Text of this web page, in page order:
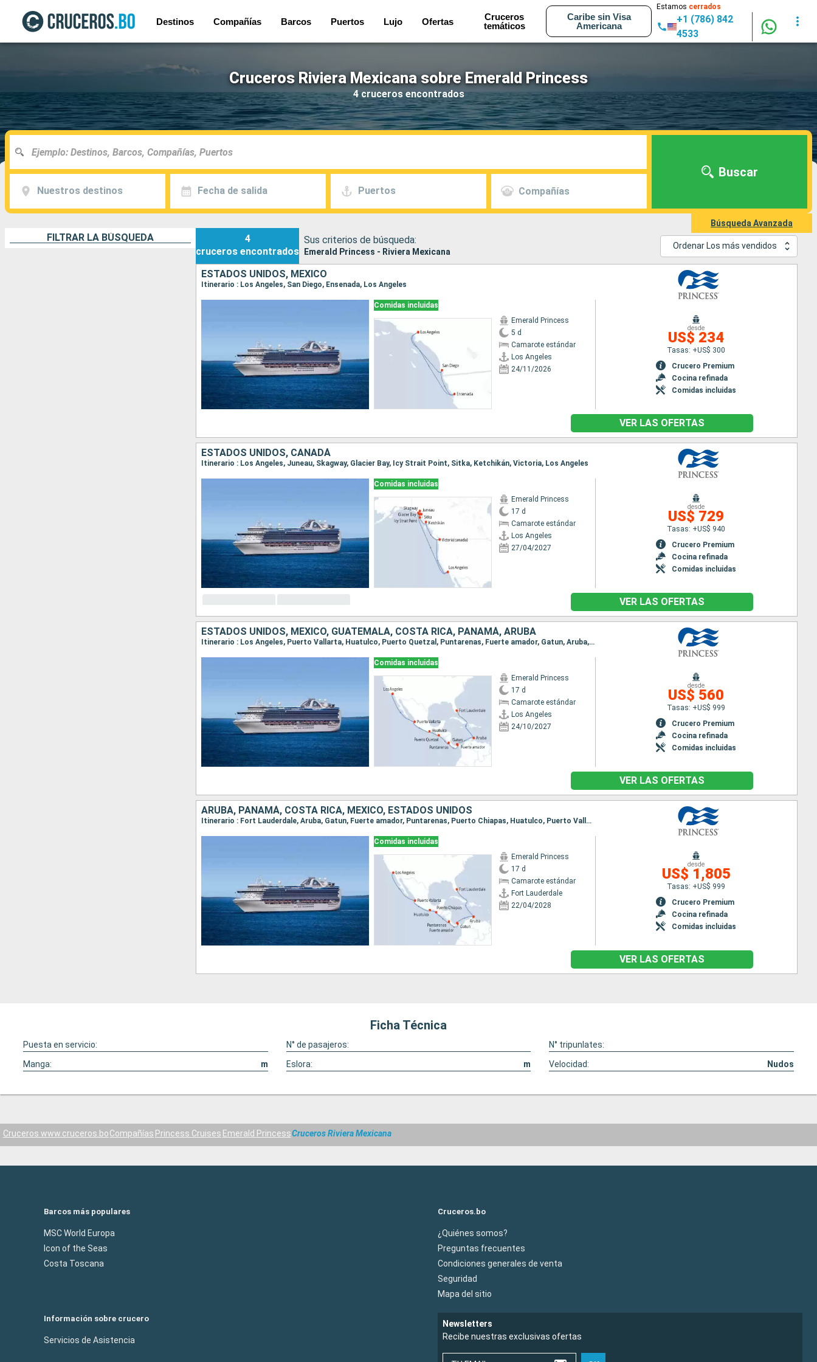
Destinos Compañías Barcos Puertos Lujo Ofertas
Cruceros
temáticos
Caribe sin Visa
Americana
Estamos cerrados
+1 (786) 842
4533
Cruceros Riviera Mexicana sobre Emerald Princess
4 cruceros encontrados
Nuestros destinos Fecha de salida Puertos Compañías
Buscar
Búsqueda Avanzada
FILTRAR LA BÚSQUEDA
4
cruceros encontrados
Sus criterios de búsqueda:
Emerald Princess - Riviera Mexicana
Ordenar Los más vendidos
ESTADOS UNIDOS, MÉXICO
Itinerario : Los Angeles, San Diego, Ensenada, Los Angeles
Comidas incluidas
Emerald Princess
5 d
Camarote estándar
Los Angeles
24/11/2026
desde
US$ 234
Tasas: +US$ 300
Crucero Premium
Cocina refinada
Comidas incluidas
VER LAS OFERTAS
ESTADOS UNIDOS, CANADÁ
Itinerario : Los Angeles, Juneau, Skagway, Glacier Bay, Icy Strait Point, Sitka, Ketchikán, Victoria, Los Angeles
Comidas incluidas
Emerald Princess
17 d
Camarote estándar
Los Angeles
27/04/2027
desde
US$ 729
Tasas: +US$ 940
Crucero Premium
Cocina refinada
Comidas incluidas
VER LAS OFERTAS
ESTADOS UNIDOS, MÉXICO, GUATEMALA, COSTA RICA, PANAMÁ, ARUBA
Itinerario : Los Angeles, Puerto Vallarta, Huatulco, Puerto Quetzal, Puntarenas, Fuerte amador, Gatun, Aruba, Fort Lauderdale
Comidas incluidas
Emerald Princess
17 d
Camarote estándar
Los Angeles
24/10/2027
desde
US$ 560
Tasas: +US$ 999
Crucero Premium
Cocina refinada
Comidas incluidas
VER LAS OFERTAS
ARUBA, PANAMÁ, COSTA RICA, MÉXICO, ESTADOS UNIDOS
Itinerario : Fort Lauderdale, Aruba, Gatun, Fuerte amador, Puntarenas, Puerto Chiapas, Huatulco, Puerto Vallarta, Los Angeles
Comidas incluidas
Emerald Princess
17 d
Camarote estándar
Fort Lauderdale
22/04/2028
desde
US$ 1,805
Tasas: +US$ 999
Crucero Premium
Cocina refinada
Comidas incluidas
VER LAS OFERTAS
Ficha Técnica
Puesta en servicio: N° de pasajeros:
N° tripunlates:
Manga:
m Eslora: m Velocidad: Nudos
Cruceros www.cruceros.boCompañías Princess Cruises Emerald PrincessCruceros Riviera Mexicana
Barcos más populares
MSC World Europa
Icon of the Seas
Costa Toscana
Cruceros.bo
¿Quiénes somos?
Preguntas frecuentes
Condiciones generales de venta
Seguridad
Mapa del sitio
Información sobre crucero
Servicios de Asistencia
Newsletters
Recibe nuestras exclusivas ofertas